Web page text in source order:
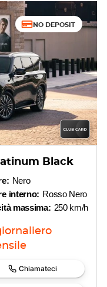
NO DEPOSIT
Black
Nero
interno: Rosso Nero
massima: 250 km/h
Chiamateci